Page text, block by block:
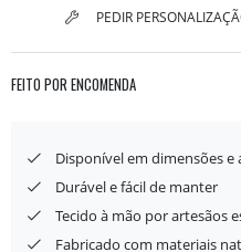
PEDIR
FEITO POR ENCOMENDA
Disponível em dimensões
Durável e fácil de manter
Tecido à mão por artesãos
Fabricado com materiais